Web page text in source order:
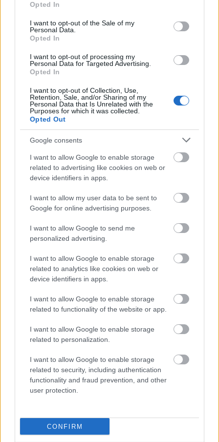
use your data for below specified purposes in below Google
consent section.
Opted In
I want to opt-out of the Sale of my
Personal Data.
Opted In
I want to opt-out of processing my
Personal Data for Targeted Advertising.
Opted In
I want to opt-out of Collection, Use,
Retention, Sale, and/or Sharing of my
Personal Data that Is Unrelated with the
Purposes for which it was collected.
Opted Out
Google consents
I want to allow Google to enable storage
related to advertising like cookies on web or
device identifiers in apps.
I want to allow my user data to be sent to
Google for online advertising purposes.
I want to allow Google to send me
personalized advertising.
I want to allow Google to enable storage
related to analytics like cookies on web or
device identifiers in apps.
I want to allow Google to enable storage
related to functionality of the website or app.
I want to allow Google to enable storage
related to personalization.
I want to allow Google to enable storage
related to security, including authentication
functionality and fraud prevention, and other
user protection.
CONFIRM
Könyvajánló - Mosóczi András: A gondolkodás
forradalma
Arthur Arthurus•2020. szeptember 14.
Az emberek egy nagy százaléka általában bizsereg a
matematikától. Nem jó értelemben. Pedig az ott van
mindenhol...
oldalra?
Könyvajánló: Richard Panek: 4% univerzum
Tibitron79 2020. június 01.
megérthetik, amit már eddig kiderített a tudomány,
hanem az, hogy így esetleg rajtakaphatják a
világegyetemet, ahogy épp valami képtelenséget
művel.” A Hubble egyik képe - a fényes objektumok
mindegyike egy-egy galaxis, sokmillió csillaggal és…